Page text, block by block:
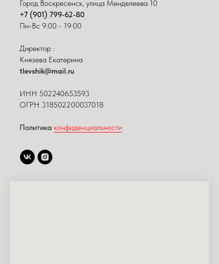
Город Воскресенск, улица Менделеева 10
+7 (901) 799-62-80
Пн-Вс 9:00 - 19:00
Директор :
Князева Екатерина
tlevshik@mail.ru
ИНН 502240653593
ОГРН 318502200037018
Политика конфиденциальности